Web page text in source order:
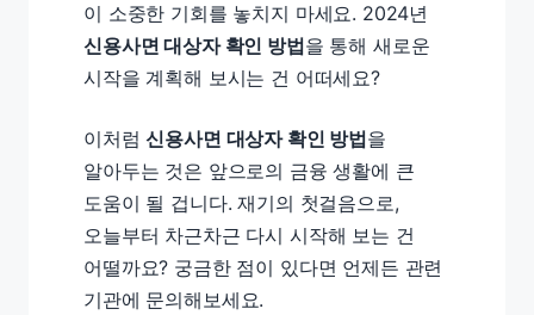
이 소중한 기회를 놓치지 마세요. 2024년
신용사면 대상자 확인 방법을 통해 새로운
시작을 계획해 보시는 건 어떠세요?
이처럼신용사면 대상자 확인 방법을
알아두는 것은 앞으로의 금융 생활에 큰
도움이 될 겁니다. 재기의 첫걸음으로,
오늘부터 차근차근 다시 시작해 보는 건
어떨까요? 궁금한 점이 있다면 언제든 관련
기관에 문의해보세요.